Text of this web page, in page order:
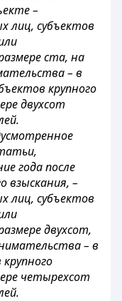
–
лиц, субъектов
ста, на
– в
крупного
двухсот
года после
взыскания, –
лиц, субъектов
двухсот,
– в
четырехсот